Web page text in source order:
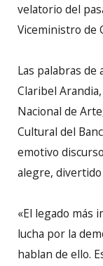
velatorio del
Viceministro de
Las palabras
Claribel
Nacional de
Cultural del
emotivo
alegre, divertido
«El legado más
lucha por la
hablan de ello.